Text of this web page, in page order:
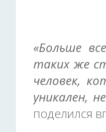
«Больше
таких же
человек,
уникален,
поделился